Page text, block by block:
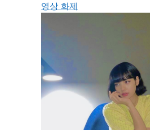
영상 화제